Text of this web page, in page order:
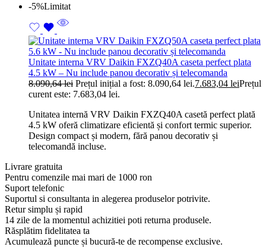
-5%Limitat
Unitate interna VRV Daikin FXZQ40A caseta perfect plata
4.5 kW – Nu include panou decorativ și telecomanda
8.090,64lei Prețul inițial a fost: 8.090,64 lei.7.683,04 leiPrețul
curent este: 7.683,04 lei.
Unitatea internă VRV Daikin FXZQ40A casetă perfect plată
4.5 kW oferă climatizare eficientă și confort termic superior.
Design compact și modern, fără panou decorativ și
telecomandă incluse.
Livrare gratuita
Pentru comenzile mai mari de 1000 ron
Suport telefonic
Suportul si consultanta in alegerea produselor potrivite.
Retur simplu și rapid
14 zile de la momentul achizitiei poti returna produsele.
Răsplătim fidelitatea ta
Acumulează puncte și bucură-te de recompense exclusive.